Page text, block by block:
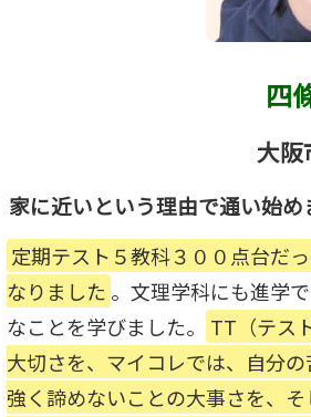
四
大阪
家に近いという理由で通い始め
定期テスト５教科３００点台だ
なりました 。文理学科にも進学
なことを学びました。
TT（テス
大切さを、マイコレでは、自分
強く諦めないことの大事さを、